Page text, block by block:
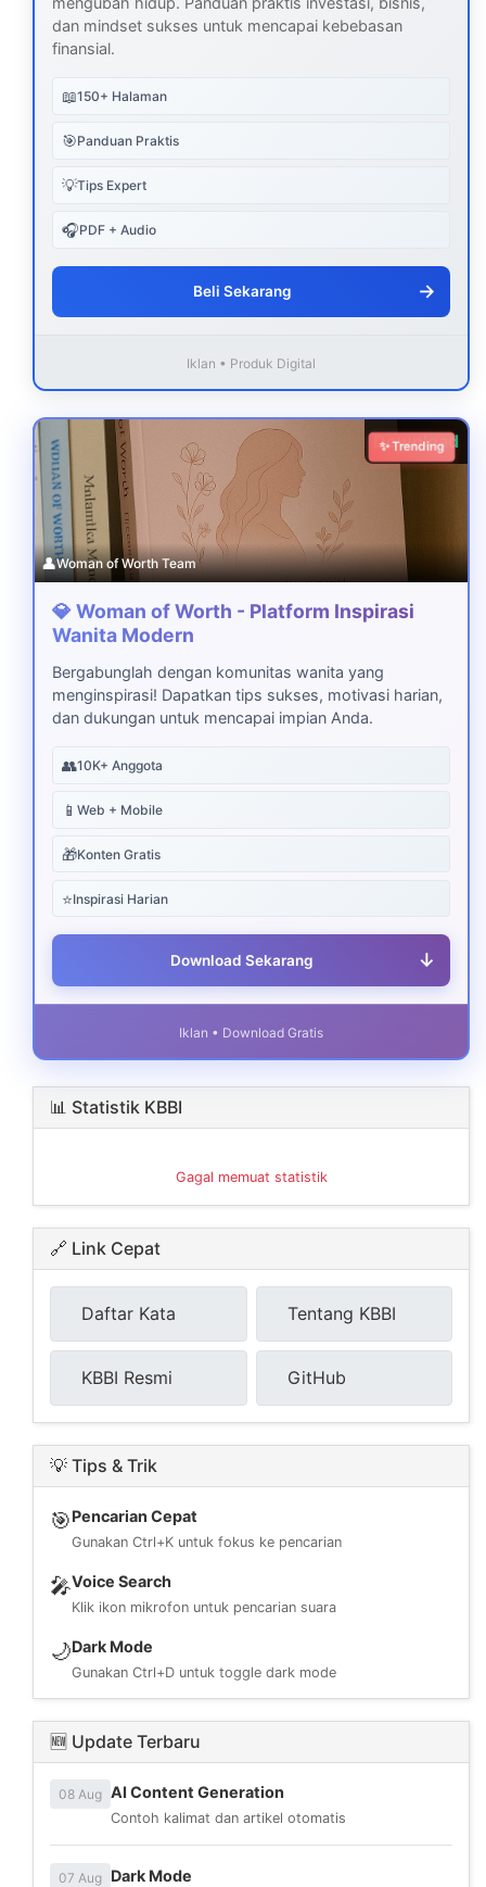
dan mindset sukses untuk mencapai kebebasan
finansial.
📖150+ Halaman
🎯Panduan Praktis
💡Tips Expert
🎧PDF + Audio
Beli Sekarang →
Iklan • Produk Digital
Download
✨ Trending
👤Woman of Worth Team
💎 Woman of Worth - Platform Inspirasi
Wanita Modern
Bergabunglah dengan komunitas wanita yang
menginspirasi! Dapatkan tips sukses, motivasi harian,
dan dukungan untuk mencapai impian Anda.
👥10K+ Anggota
📱 Web + Mobile
🎁Konten Gratis
⭐Inspirasi Harian
Download Sekarang ↓
Iklan • Download Gratis
📊 Statistik KBBI
Gagal memuat statistik
🔗 Link Cepat
Daftar Kata Tentang KBBI
KBBI Resmi GitHub
💡 Tips & Trik
🎯Pencarian Cepat
Gunakan Ctrl+K untuk fokus ke pencarian
🎤Voice Search
Klik ikon mikrofon untuk pencarian suara
🌙Dark Mode
Gunakan Ctrl+D untuk toggle dark mode
🆕 Update Terbaru
08 Aug AI Content Generation
Contoh kalimat dan artikel otomatis
07 Aug Dark Mode